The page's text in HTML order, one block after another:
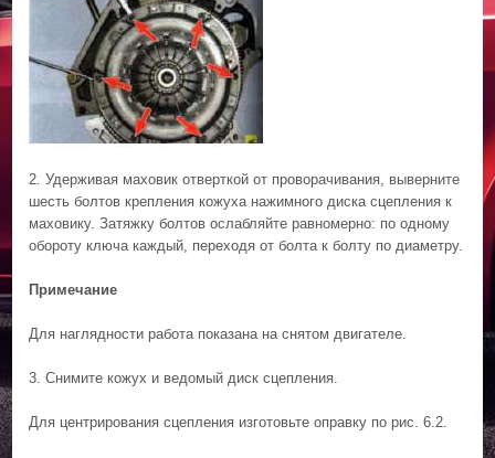
2. Удерживая маховик отверткой от проворачивания, выверните
шесть болтов крепления кожуха нажимного диска сцепления к
маховику. Затяжку болтов ослабляйте равномерно: по одному
обороту ключа каждый, переходя от болта к болту по диаметру.
Примечание
Для наглядности работа показана на снятом двигателе.
3. Снимите кожух и ведомый диск сцепления.
Для центрирования сцепления изготовьте оправку по рис. 6.2.